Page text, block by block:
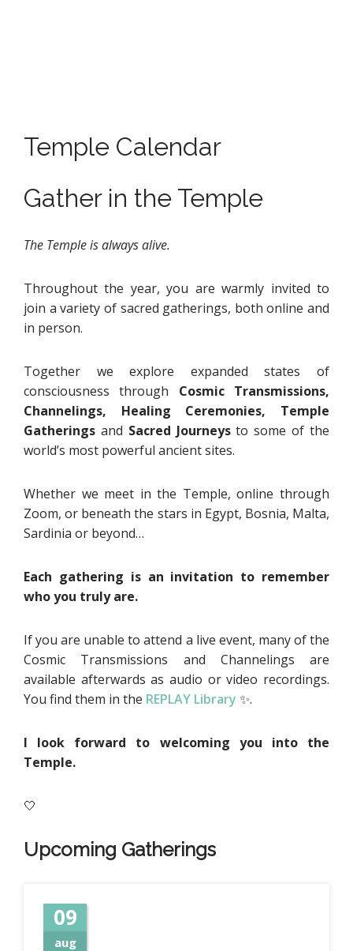
Temple Calendar
Gather in the Temple
The Temple is always alive.
Throughout the year, you are warmly invited to
join a variety of sacred gatherings, both online and
in person.
Together we explore expanded states of
consciousness through Cosmic Transmissions,
Channelings, Healing Ceremonies, Temple
Gatherings and Sacred Journeysto some of the
world’s most powerful ancient sites.
Whether we meet in the Temple, online through
Zoom, or beneath the stars in Egypt, Bosnia, Malta,
Sardinia or beyond…
Each gathering is an invitation to remember
who you truly are.
If you are unable to attend a live event, many of the
Cosmic Transmissions and Channelings are
available afterwards as audio or video recordings.
You find them in the REPLAY Library ✨.
I look forward to welcoming you into the
Temple.
🤍
Upcoming Gatherings
09
aug